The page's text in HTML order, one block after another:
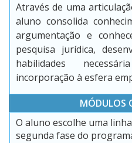
Através de uma
aluno consolida
argumentação e
pesquisa jurídica,
habilidades
incorporação à esfera
MÓDULOS
O aluno escolhe uma
segunda fase do